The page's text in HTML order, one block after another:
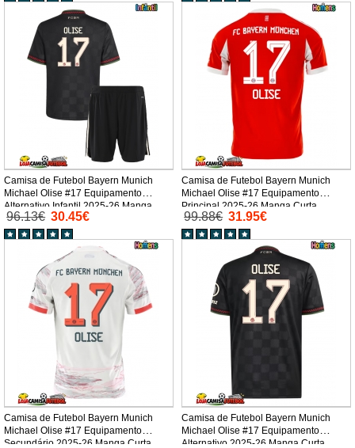
Camisa de Futebol Bayern Munich
Michael Olise #17 Equipamento
Alternativo Infantil 2025-26 Manga
Curta (+ Calças curtas)
96.13€ 30.45€
Camisa de Futebol Bayern Munich
Michael Olise #17 Equipamento
Principal 2025-26 Manga Curta
99.88€ 31.95€
Camisa de Futebol Bayern Munich
Michael Olise #17 Equipamento
Secundário 2025-26 Manga Curta
Camisa de Futebol Bayern Munich
Michael Olise #17 Equipamento
Alternativo 2025-26 Manga Curta